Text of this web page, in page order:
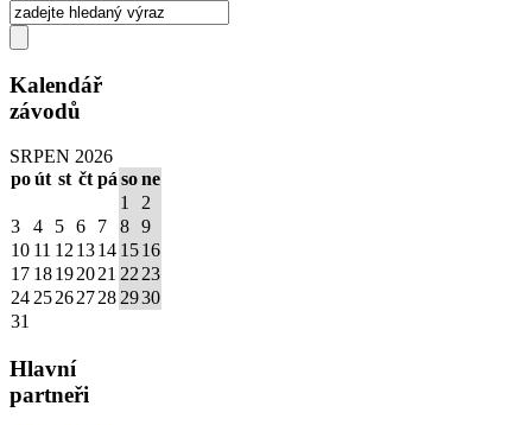
Kalendář
závodů
SRPEN 2026
poút st čt pá sone
1
2
3
4 5 6 7 8 9
10 11 12 1314 1516
17 18192021 22 23
24 25262728 2930
31
Hlavní
partneři